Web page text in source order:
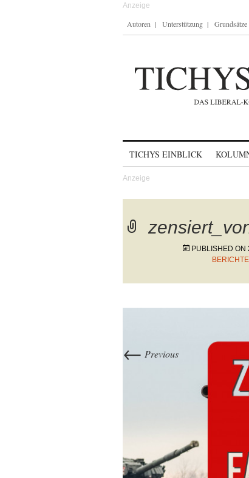
Autoren Unterstützung Grundsätze
TICHYS EINBLICK
PUBLISHED ON
← Previous